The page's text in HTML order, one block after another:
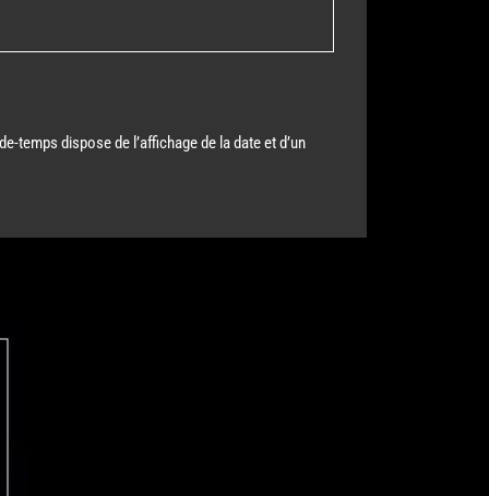
dispose de l’affichage de la date et d’un